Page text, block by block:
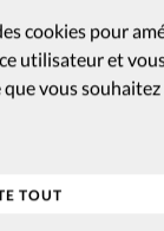
cookies pour
utilisateur et
vous souhaitez
TOUT
Paris.
tiré du numéro
2024